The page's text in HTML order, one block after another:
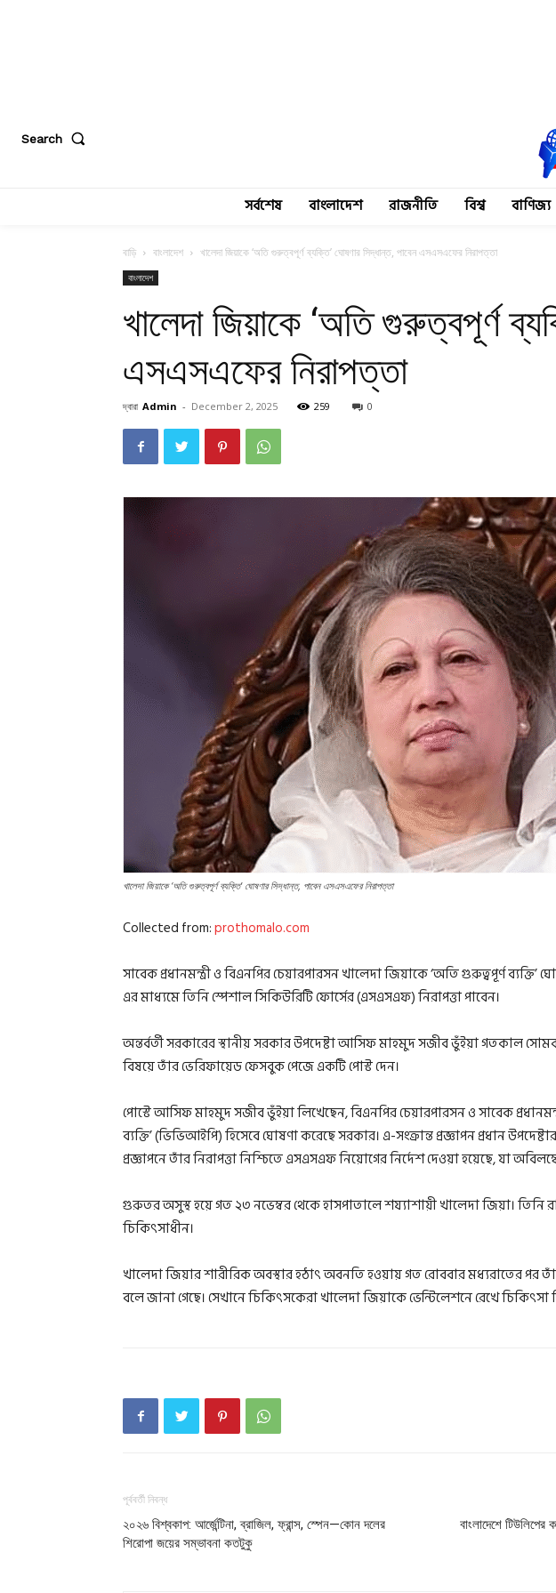
Search
সর্বশেষ বাংলাদেশ রাজনীতি বিশ্ব বাণিজ্য
বাড়ি বাংলাদেশ খালেদা জিয়াকে ‘অতি গুরুত্বপূর্ণ ব্যক্তি’ ঘোষণার সিদ্ধান্ত, পাবেন এসএসএফের নিরাপত্তা
বাংলাদেশ
খালেদা জিয়াকে ‘অতি গুরুত্বপূর্ণ
এসএসএফের নিরাপত্তা
দ্বারা Admin - December 2, 2025 259 0
খালেদা জিয়াকে ‘অতি গুরুত্বপূর্ণ ব্যক্তি’ ঘোষণার সিদ্ধান্ত, পাবেন এসএসএফের নিরাপত্তা
Collected from:prothomalo.com
সাবেক প্রধানমন্ত্রী ও বিএনপির চেয়ারপারসন খালেদা জিয়াকে ‘অতি গুরুত্বপূর্ণ ব্যক্তি’
এর মাধ্যমে তিনি স্পেশাল সিকিউরিটি ফোর্সের (এসএসএফ) নিরাপত্তা পাবেন।
অন্তর্বর্তী সরকারের স্থানীয় সরকার উপদেষ্টা আসিফ মাহমুদ সজীব ভুঁইয়া গতকাল
বিষয়ে তাঁর ভেরিফায়েড ফেসবুক পেজে একটি পোস্ট দেন।
পোস্টে আসিফ মাহমুদ সজীব ভুঁইয়া লিখেছেন, বিএনপির চেয়ারপারসন ও সাবেক
ব্যক্তি’ (ভিভিআইপি) হিসেবে ঘোষণা করেছে সরকার। এ-সংক্রান্ত প্রজ্ঞাপন প্রধান
প্রজ্ঞাপনে তাঁর নিরাপত্তা নিশ্চিতে এসএসএফ নিয়োগের নির্দেশ দেওয়া হয়েছে, যা
গুরুতর অসুস্থ হয়ে গত ২৩ নভেম্বর থেকে হাসপাতালে শয্যাশায়ী খালেদা জিয়া। তিনি
চিকিৎসাধীন।
খালেদা জিয়ার শারীরিক অবস্থার হঠাৎ অবনতি হওয়ায় গত রোববার মধ্যরাতের পর
বলে জানা গেছে। সেখানে চিকিৎসকেরা খালেদা জিয়াকে ভেন্টিলেশনে রেখে চিকিৎসা
পূর্ববর্তী নিবন্ধ
২০২৬ বিশ্বকাপ: আর্জেন্টিনা, ব্রাজিল, ফ্রান্স, স্পেন—কোন দলের
শিরোপা জয়ের সম্ভাবনা কতটুকু
বাংলাদেশে